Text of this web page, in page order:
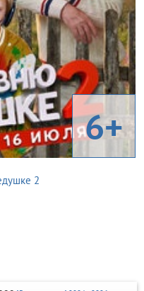
6+
2